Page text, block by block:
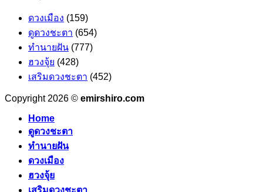
ดวงเมือง (159)
ดูดวงชะตา (654)
ทำนายฝัน (777)
ฮวงจุ้ย (428)
เสริมดวงชะตา (452)
Copyright 2026 © emirshiro.com
Home
ดูดวงชะตา
ทำนายฝัน
ดวงเมือง
ฮวงจุ้ย